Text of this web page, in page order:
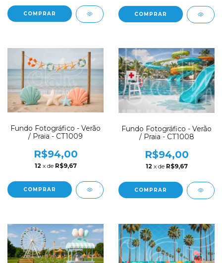
COMPRAR COMPRAR
Fundo Fotográfico - Verão
/ Praia - CT1009
R$94,00
12 x de R$9,67
COMPRAR
Fundo Fotográfico - Verão
/ Praia - CT1008
R$94,00
12 x de R$9,67
COMPRAR